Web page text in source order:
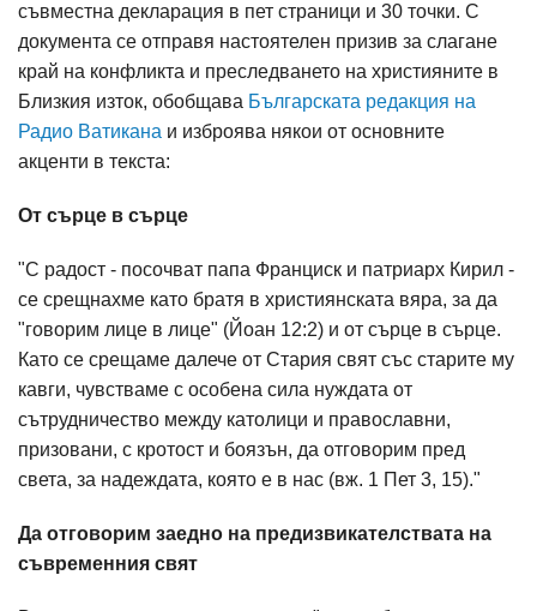
съвместна декларация в пет страници и 30 точки. С
документа се отправя настоятелен призив за слагане
край на конфликта и преследването на християните в
Близкия изток, обобщава Българската редакция на
Радио Ватикана и изброява някои от основните
акценти в текста:
От сърце в сърце
"С радост - посочват папа Франциск и патриарх Кирил -
се срещнахме като братя в християнската вяра, за да
"говорим лице в лице" (Йоан 12:2) и от сърце в сърце.
Като се срещаме далече от Стария свят със старите му
кавги, чувстваме с особена сила нуждата от
сътрудничество между католици и православни,
призовани, с кротост и боязън, да отговорим пред
света, за надеждата, която е в нас (вж. 1 Пет 3, 15)."
Да отговорим заедно на предизвикателствата на
съвременния свят